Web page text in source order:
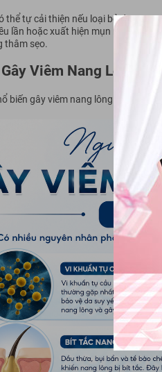
thể tự cải thiện nếu loại bỏ được
lần hoặc xuất hiện mụn mủ, người
thâm sẹo.
Viêm Nang Lông Là
biến gây viêm nang lông trên cơ thể